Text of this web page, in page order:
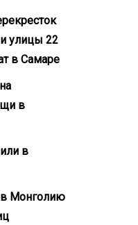
улицы 22
в Самаре
в
в
в Монголию